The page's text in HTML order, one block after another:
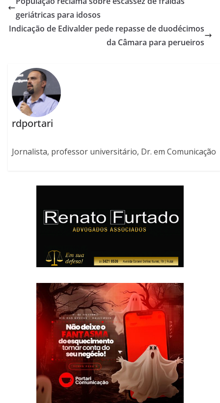
geriátricas para idosos
Indicação de Edivalder pede repasse de duodécimos
da Câmara para perueiros
rdportari
Jornalista, professor universitário, Dr. em Comunicação